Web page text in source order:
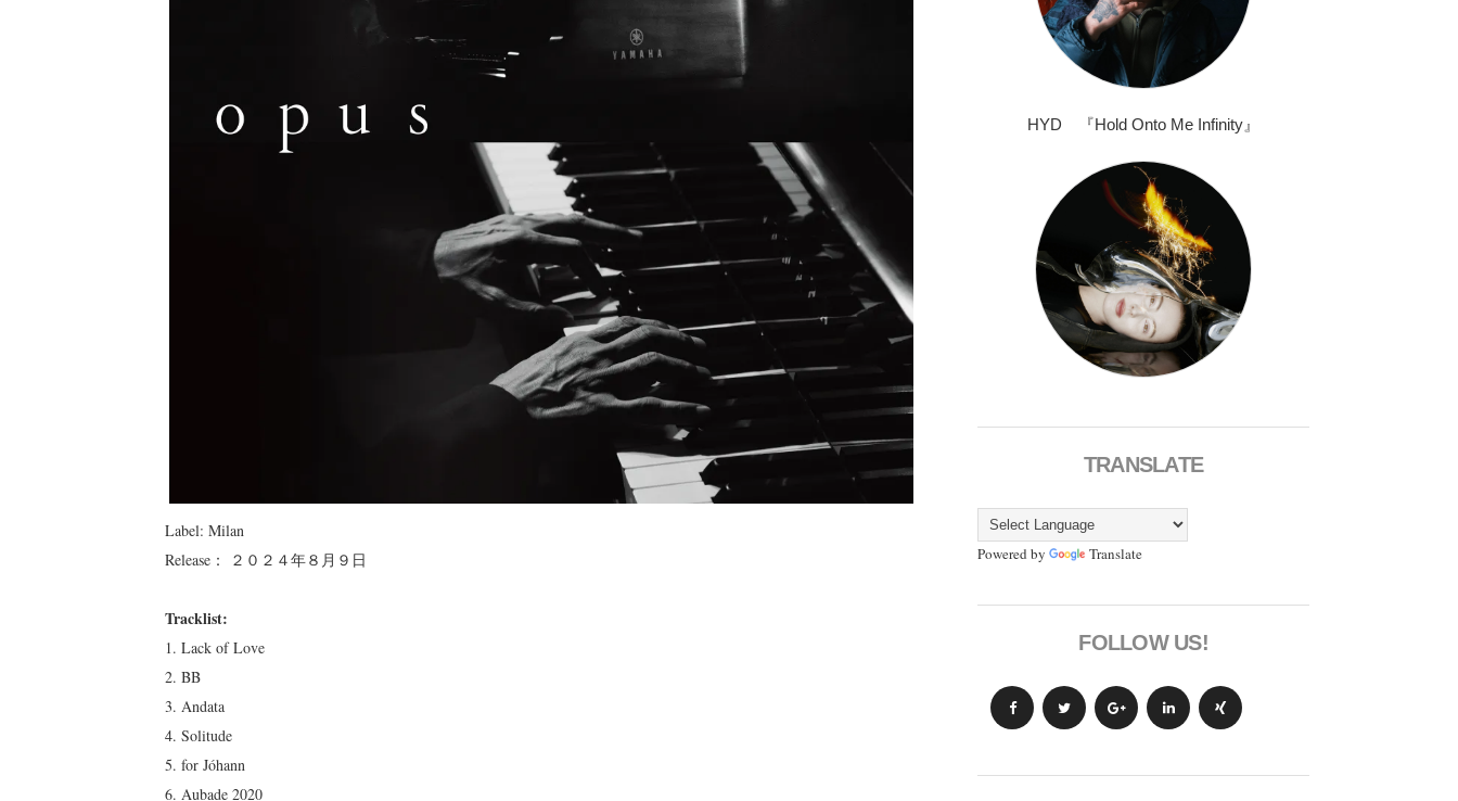
Label: Milan
Release： ２０２４年８月９日
Tracklist:
1. Lack of Love
2. BB
3. Andata
4. Solitude
5. for Jóhann
6. Aubade 2020
HYD 『Hold Onto Me Infinity』
TRANSLATE
Powered by Translate
FOLLOW US!